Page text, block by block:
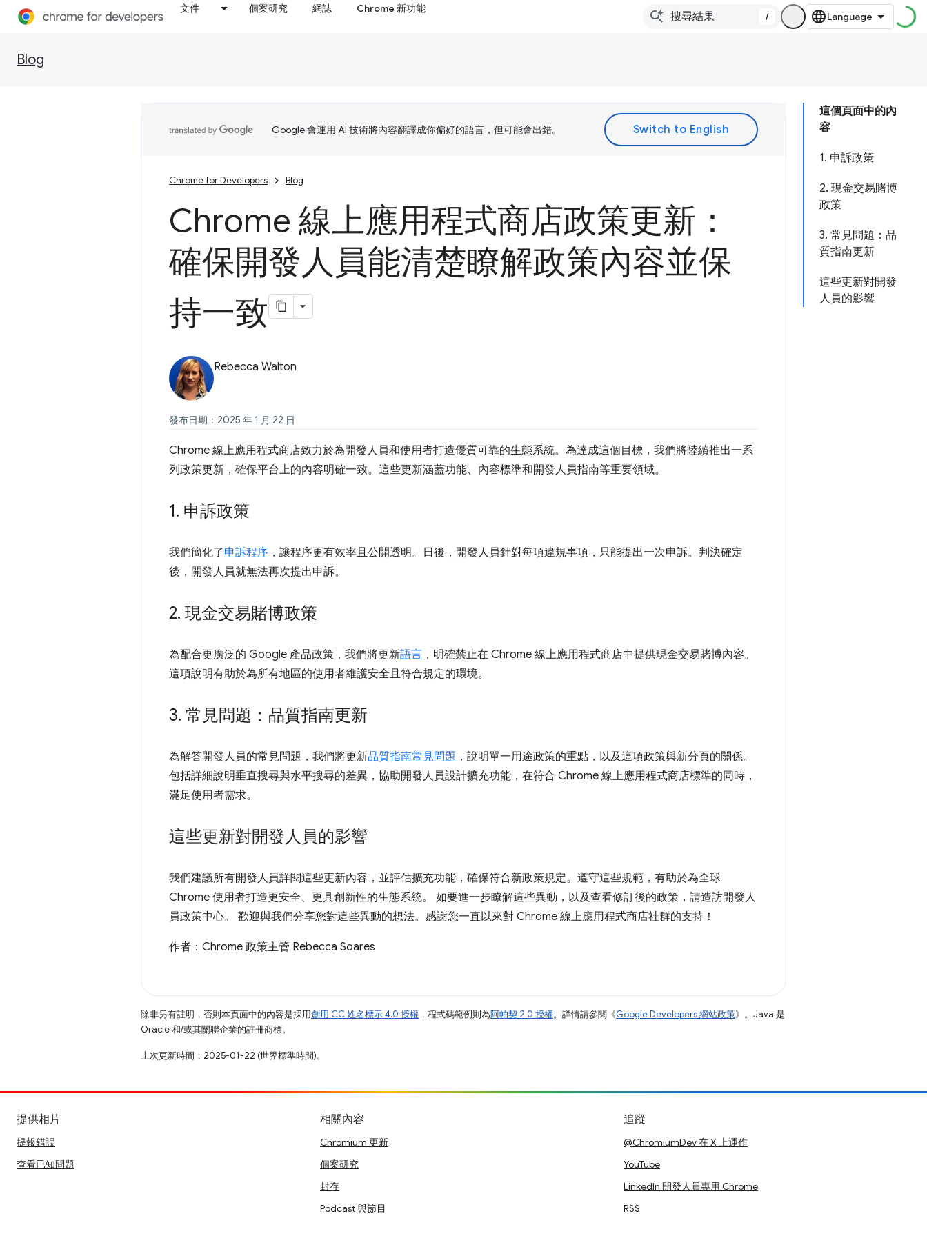
文件 個案研究 網誌 Chrome 新功能
/
Blog
這個頁面中的內
容
1. 申訴政策
2. 現金交易賭博
政策
3. 常見問題：品
質指南更新
這些更新對開發
人員的影響
Google 會運用 AI 技術將內容翻譯成你偏好的語言，但可能會出錯。
Chrome for Developers Blog
Chrome 線上應用程式商店政策更新：
確保開發人員能清楚瞭解政策內容並保
持一致
Rebecca Walton
發布日期：2025 年 1 月 22 日
Chrome 線上應用程式商店致力於為開發人員和使用者打造優質可靠的生態系統。為達成這個目標，我們將陸續推出一系
列政策更新，確保平台上的內容明確一致。這些更新涵蓋功能、內容標準和開發人員指南等重要領域。
1. 申訴政策
我們簡化了申訴程序 ，讓程序更有效率且公開透明。日後，開發人員針對每項違規事項，只能提出一次申訴。判決確定
後，開發人員就無法再次提出申訴。
2. 現金交易賭博政策
為配合更廣泛的 Google 產品政策，我們將更新語言 ，明確禁止在 Chrome 線上應用程式商店中提供現金交易賭博內容。
這項說明有助於為所有地區的使用者維護安全且符合規定的環境。
3. 常見問題：品質指南更新
為解答開發人員的常見問題，我們將更新品質指南常見問題 ，說明單一用途政策的重點，以及這項政策與新分頁的關係。
包括詳細說明垂直搜尋與水平搜尋的差異，協助開發人員設計擴充功能，在符合 Chrome 線上應用程式商店標準的同時，
滿足使用者需求。
這些更新對開發人員的影響
我們建議所有開發人員詳閱這些更新內容，並評估擴充功能，確保符合新政策規定。遵守這些規範，有助於為全球
Chrome 使用者打造更安全、更具創新性的生態系統。 如要進一步瞭解這些異動，以及查看修訂後的政策，請造訪開發人
員政策中心。 歡迎與我們分享您對這些異動的想法。感謝您一直以來對 Chrome 線上應用程式商店社群的支持！
作者：Chrome 政策主管 Rebecca Soares
除非另有註明，否則本頁面中的內容是採用創用 CC 姓名標示 4.0 授權 ，程式碼範例則為阿帕契 2.0 授權。詳情請參閱《Google Developers 網站政策》。Java 是
Oracle 和/或其關聯企業的註冊商標。
上次更新時間：2025-01-22 (世界標準時間)。
提供相片
提報錯誤
查看已知問題
相關內容
Chromium 更新
個案研究
封存
Podcast 與節目
追蹤
@ChromiumDev 在 X 上運作
YouTube
LinkedIn 開發人員專用 Chrome
RSS